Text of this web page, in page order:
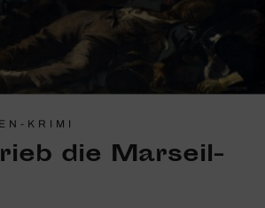
KRIMI
die Marseil­